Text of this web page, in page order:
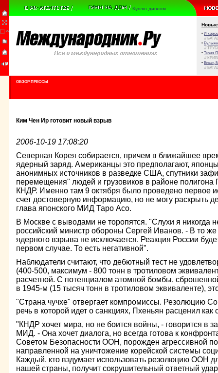
Куплю диплом
Новые
• И
//
•
//
• Тихая
//
• Виват,
//
ОБЗОР ПРЕССЫ
Ким Чен Ир готовит новый взрыв
2006-10-19 17:08:20
Северная Корея собирается, причем в ближайшее
ядерный заряд. Американцы это предполагают,
анонимных источников в разведке США, спутники
перемещения" людей и грузовиков в районе полигона
КНДР. Именно там 9 октября было проведено первое
счет достоверную информацию, но не могу раскрыть
глава японского МИД Таро Асо.
В Москве с выводами не торопятся. "Слухи я никогда
российский министр обороны Сергей Иванов. - В то
ядерного взрыва не исключается. Реакция России
первом случае. То есть негативной".
Наблюдатели считают, что дебютный тест не
(400-500, максимум - 800 тонн в тротиловом
расчетной. С потенциалом атомной бомбы,
в 1945-м (15 тысяч тонн в тротиловом эквиваленте),
"Страна чучхе" отвергает компромиссы. Резолюцию
речь в которой идет о санкциях, Пхеньян расценил
"КНДР хочет мира, но не боится войны, - говорится в
МИД. - Она хочет диалога, но всегда готова к
Советом Безопасности ООН, порожден агрессивной
направленной на уничтожение корейской системы
Каждый, кто вздумает использовать резолюцию ООН
нашей страны, получит сокрушительный ответный